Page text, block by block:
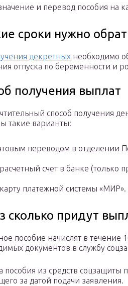
и перевод пособия на
сроки нужно
декретных необходимо
отпуска по беременности и
получения выплат
способ получения
такие варианты:
переводом в отделении
счет в банке (только
платежной системы «МИР».
сколько придут
пособие начислят в
документов в службу
пособия из средств соцзащиты
за датой подачи заявления.